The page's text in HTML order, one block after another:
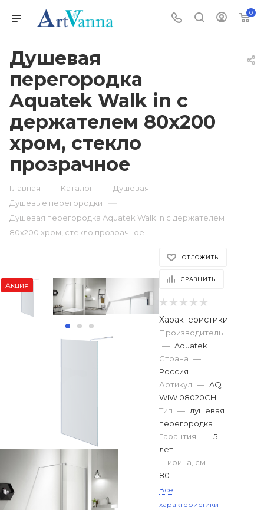
0
Душевая
перегородка
Aquatek Walk in с
держателем 80x200
хром, стекло
прозрачное
Главная — Каталог — Душевая —
Душевые перегородки —
Душевая перегородка Aquatek Walk in с держателем
80x200 хром, стекло прозрачное
Акция
ОТЛОЖИТЬ
СРАВНИТЬ
Характеристики
Производитель
— Aquatek
Страна —
Россия
Артикул — AQ
WIW 08020CH
Тип — душевая
перегородка
Гарантия — 5
лет
Ширина, см —
80
Все
характеристики